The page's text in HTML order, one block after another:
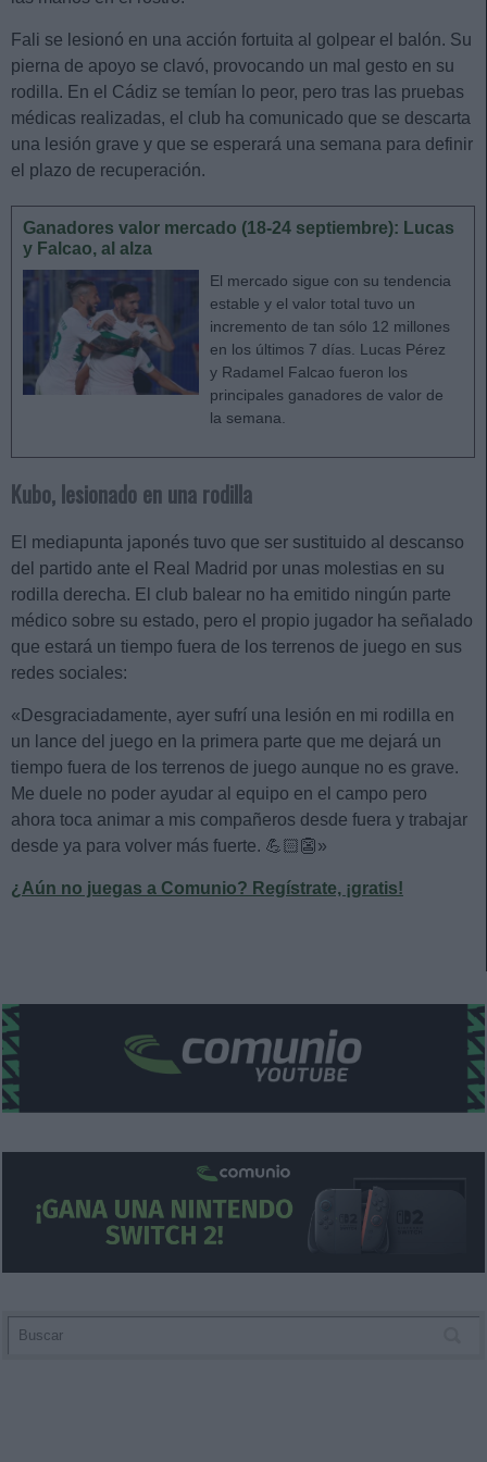
Fali se lesionó en una acción fortuita al golpear el balón. Su
pierna de apoyo se clavó, provocando un mal gesto en su
rodilla. En el Cádiz se temían lo peor, pero tras las pruebas
médicas realizadas, el club ha comunicado que se descarta
una lesión grave y que se esperará una semana para definir
el plazo de recuperación.
Ganadores valor mercado (18-24 septiembre): Lucas
y Falcao, al alza
El mercado sigue con su tendencia
estable y el valor total tuvo un
incremento de tan sólo 12 millones
en los últimos 7 días. Lucas Pérez
y Radamel Falcao fueron los
principales ganadores de valor de
la semana.
Kubo, lesionado en una rodilla
El mediapunta japonés tuvo que ser sustituido al descanso
del partido ante el Real Madrid por unas molestias en su
rodilla derecha. El club balear no ha emitido ningún parte
médico sobre su estado, pero el propio jugador ha señalado
que estará un tiempo fuera de los terrenos de juego en sus
redes sociales:
«Desgraciadamente, ayer sufrí una lesión en mi rodilla en
un lance del juego en la primera parte que me dejará un
tiempo fuera de los terrenos de juego aunque no es grave.
Me duele no poder ayudar al equipo en el campo pero
ahora toca animar a mis compañeros desde fuera y trabajar
desde ya para volver más fuerte. 💪🏻👺»
¿Aún no juegas a Comunio? Regístrate, ¡gratis!